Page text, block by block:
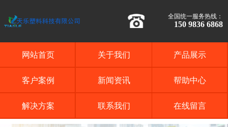
全国统一服务热线：
150 9836 6868
网站首页 关于我们 产品展示
客户案例 新闻资讯 帮助中心
解决方案 联系我们 在线留言